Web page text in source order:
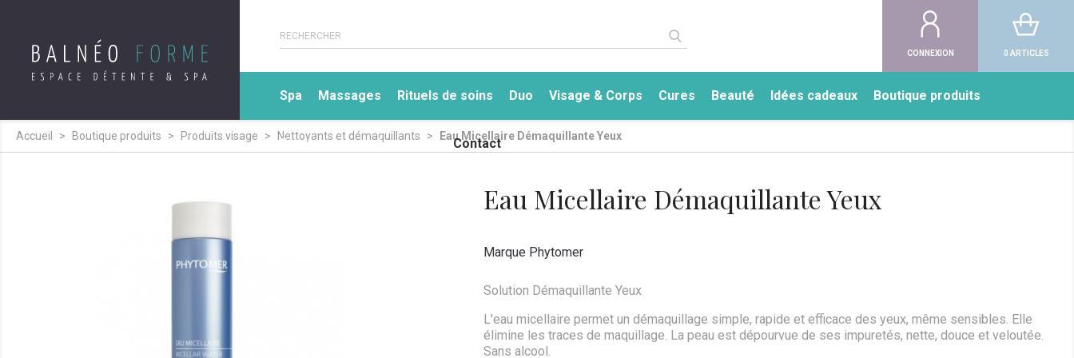
CONNEXION 0 ARTICLES
Spa Massages Rituels de soins Duo Visage & Corps Cures Beauté Idées cadeaux Boutique produits
Expertise spa Le centre Contact
Accueil Boutique produits Produits visage Nettoyants et démaquillants Eau Micellaire Démaquillante Yeux
Eau Micellaire Démaquillante Yeux
Marque Phytomer
Solution Démaquillante Yeux
L'eau micellaire permet un démaquillage simple, rapide et efficace des yeux, même sensibles. Elle
élimine les traces de maquillage. La peau est dépourvue de ses impuretés, nette, douce et veloutée.
Sans alcool.